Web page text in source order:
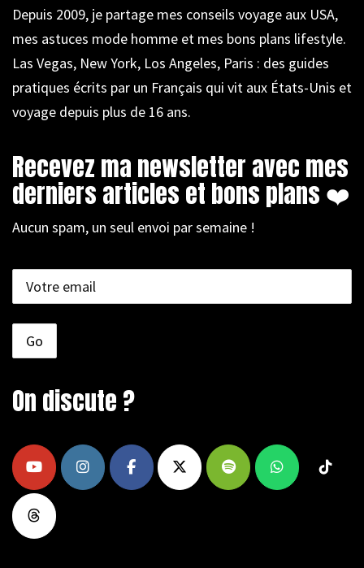
Depuis 2009, je partage mes conseils voyage aux USA,
mes astuces mode homme et mes bons plans lifestyle.
Las Vegas, New York, Los Angeles, Paris : des guides
pratiques écrits par un Français qui vit aux États-Unis et
voyage depuis plus de 16 ans.
Recevez ma newsletter avec mes
derniers articles et bons plans ❤️
Aucun spam, un seul envoi par semaine !
On discute ?